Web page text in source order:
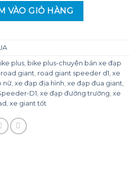
Speeder D1 phanh đĩa bánh
VÀO GIỎ HÀNG
plus bike plus-chuyên bán xe đạp
road giant road giant speeder d1 xe
nữ xe đạp địa hình xe đạp đua giant
D1 xe đạp đường trường xe
xe giant tốt